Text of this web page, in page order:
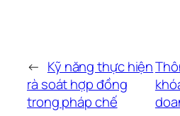
← Kỹ năng thực hiện
rà soát hợp đồng
trong pháp chế